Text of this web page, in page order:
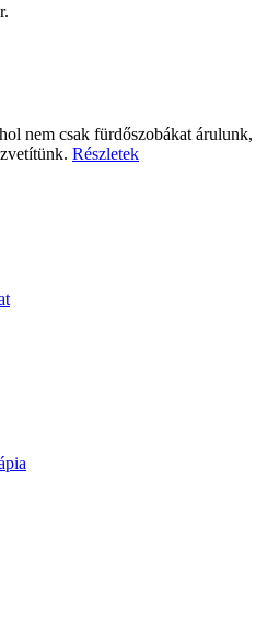
nem csak fürdőszobákat árulunk,
Részletek